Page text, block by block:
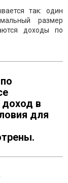
так: один
размер
доходы по
в
для